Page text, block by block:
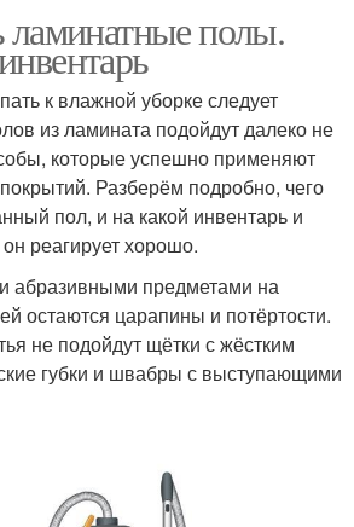
ламинатные полы.
к влажной уборке следует
из ламината подойдут далеко не
которые успешно применяют
Разберём подробно, чего
пол, и на какой инвентарь и
реагирует хорошо.
абразивными предметами на
остаются царапины и потёртости.
не подойдут щётки с жёстким
губки и швабры с выступающими